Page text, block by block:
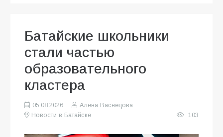
Батайские школьники
стали частью
образовательного
кластера
05.08.2026
Алена Васнецова
Новости в Батайске
103